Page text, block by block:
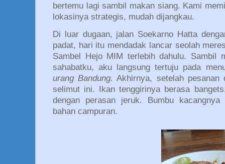
bertemu lagi sambil makan siang. Kami
lokasinya strategis, mudah dijangkau.
Di luar dugaan, jalan Soekarno Hatta
padat, hari itu mendadak lancar seolah
Sambel Hejo MIM terlebih dahulu. Sambil
sahabatku, aku langsung tertuju pada
urang Bandung. Akhirnya, setelah pesanan
selimut ini. Ikan tenggirinya berasa
dengan perasan jeruk. Bumbu
bahan campuran.